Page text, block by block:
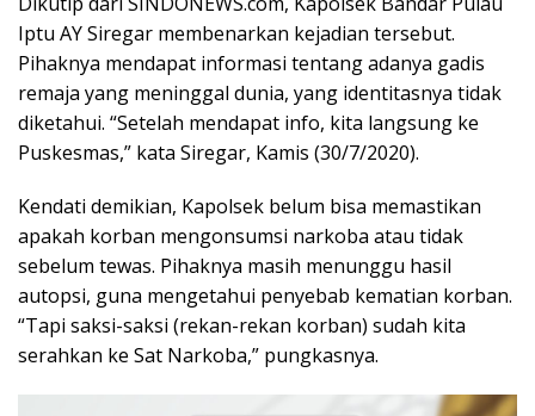
Iptu AY Siregar membenarkan kejadian tersebut.
Pihaknya mendapat informasi tentang adanya gadis
remaja yang meninggal dunia, yang identitasnya tidak
diketahui. “Setelah mendapat info, kita langsung ke
Puskesmas,” kata Siregar, Kamis (30/7/2020).
Kendati demikian, Kapolsek belum bisa memastikan
apakah korban mengonsumsi narkoba atau tidak
sebelum tewas. Pihaknya masih menunggu hasil
autopsi, guna mengetahui penyebab kematian korban.
“Tapi saksi-saksi (rekan-rekan korban) sudah kita
serahkan ke Sat Narkoba,” pungkasnya.